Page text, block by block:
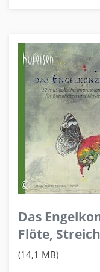
Das
Flöte,
(14,1 MB)